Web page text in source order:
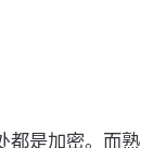
都是加密。而熟